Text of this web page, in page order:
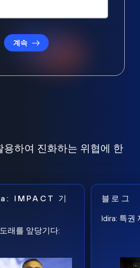
계속
용하여 진화하는 위협에 한
IMPACT 기
래를 앞당기다:
블로그
Idira: 특권